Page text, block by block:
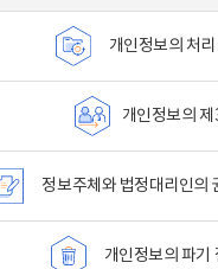
개인정보의 처리
개인정보의
정보주체와 법정대리인의
개인정보의 파기